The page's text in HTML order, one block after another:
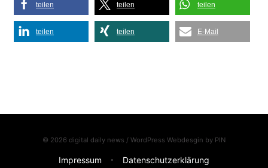
teilen teilen teilen
teilen teilen E-Mail
© 2026 digital daily news / WordPress Webdesgin by PIN
Impressum
Datenschutzerklärung